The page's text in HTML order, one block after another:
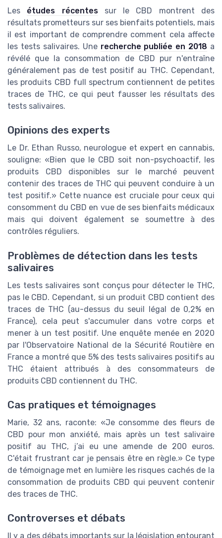
Les études récentessur le CBD montrent des
résultats prometteurs sur ses bienfaits potentiels, mais
il est important de comprendre comment cela affecte
les tests salivaires. Une recherche publiée en 2018 a
révélé que la consommation de CBD pur n'entraîne
généralement pas de test positif au THC. Cependant,
les produits CBD full spectrum contiennent de petites
traces de THC, ce qui peut fausser les résultats des
tests salivaires.
Opinions des experts
Le Dr. Ethan Russo, neurologue et expert en cannabis,
souligne: «Bien que le CBD soit non-psychoactif, les
produits CBD disponibles sur le marché peuvent
contenir des traces de THC qui peuvent conduire à un
test positif.» Cette nuance est cruciale pour ceux qui
consomment du CBD en vue de ses bienfaits médicaux
mais qui doivent également se soumettre à des
contrôles réguliers.
Problèmes de détection dans les tests
salivaires
Les tests salivaires sont conçus pour détecter le THC,
pas le CBD. Cependant, si un produit CBD contient des
traces de THC (au-dessus du seuil légal de 0,2% en
France), cela peut s'accumuler dans votre corps et
mener à un test positif. Une enquête menée en 2020
par l'Observatoire National de la Sécurité Routière en
France a montré que 5% des tests salivaires positifs au
THC étaient attribués à des consommateurs de
produits CBD contiennent du THC.
Cas pratiques et témoignages
Marie, 32 ans, raconte: «Je consomme des fleurs de
CBD pour mon anxiété, mais après un test salivaire
positif au THC, j’ai eu une amende de 200 euros.
C'était frustrant car je pensais être en règle.» Ce type
de témoignage met en lumière les risques cachés de la
consommation de produits CBD qui peuvent contenir
des traces de THC.
Controverses et débats
Il y a des débats importants sur la législation entourant